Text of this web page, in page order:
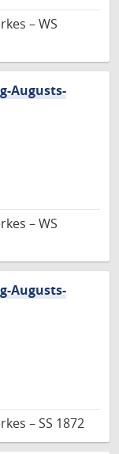
– WS
Augusts-
– WS
Augusts-
– SS 1872